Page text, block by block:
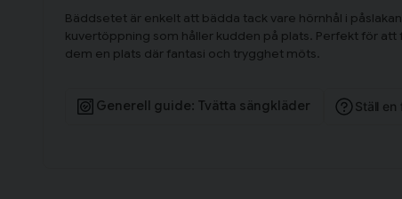
Bäddsetet är enkelt att bädda tack vare hörnhål i
kuvertöppning som håller kudden på plats. Perfekt för att
dem en plats där fantasi och trygghet möts.
Generell guide: Tvätta sängkläder Ställ en